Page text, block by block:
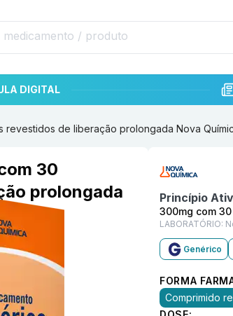
DIGITAL
de liberação prolongada Nova
30
prolongada
Princípio
300mg com
LABORATÓRIO:
Genérico
FORMA
Comprimido